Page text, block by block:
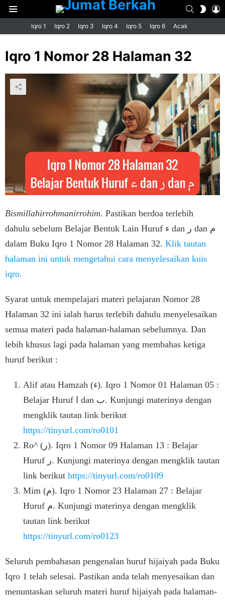
Menu
SEARCH
SKIN
Iqro 1 Iqro 2 Iqro 3 Iqro 4 Iqro 5 Iqro 6 Acak
Iqro 1 Nomor 28 Halaman 32
Bismillahirrohmanirrohim. Pastikan berdoa terlebih
dahulu sebelum Belajar Bentuk Lain Huruf ﺀ dan ﺭ dan ﻡ
dalam Buku Iqro 1 Nomor 28 Halaman 32. Klik tautan
halaman ini untuk mengetahui cara menyelesaikan kuis
iqro.
Syarat untuk mempelajari materi pelajaran Nomor 28
Halaman 32 ini ialah harus terlebih dahulu menyelesaikan
semua materi pada halaman-halaman sebelumnya. Dan
lebih khusus lagi pada halaman yang membahas ketiga
huruf berikut :
Alif atau Hamzah (ﺀ). Iqro 1 Nomor 01 Halaman 05 :
Belajar Huruf ﺍ dan ﺏ. Kunjungi materinya dengan
mengklik tautan link berikut
https://tinyurl.com/ro0101
Ro^ (ﺭ). Iqro 1 Nomor 09 Halaman 13 : Belajar
Huruf ﺭ. Kunjungi materinya dengan mengklik tautan
link berikut https://tinyurl.com/ro0109
Mim (ﻡ). Iqro 1 Nomor 23 Halaman 27 : Belajar
Huruf ﻡ. Kunjungi materinya dengan mengklik
tautan link berikut
https://tinyurl.com/ro0123
Seluruh pembahasan pengenalan huruf hijaiyah pada Buku
Iqro 1 telah selesai. Pastikan anda telah menyesaikan dan
menuntaskan seluruh materi huruf hijaiyah pada halaman-